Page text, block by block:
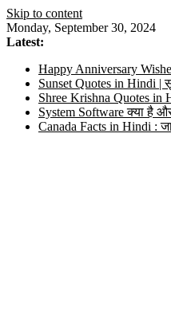
Skip to content
Monday, September 30, 2024
Latest:
Happy Anniversary
Sunset Quotes in Hindi |
Shree Krishna Quotes in
System Software क्या है
Canada Facts in Hindi :